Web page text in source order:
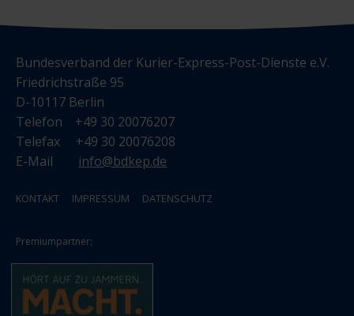
Bundesverband der Kurier-Express-Post-Dienste e.V.
Friedrichstraße 95
D-10117 Berlin
Telefon +49 30 20076207
Telefax +49 30 20076208
E-Mail info@bdkep.de
KONTAKT IMPRESSUM DATENSCHUTZ
Premiumpartner: